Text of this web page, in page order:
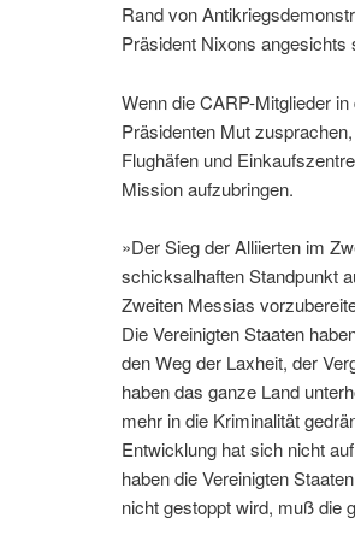
Rand von
Präsident Nixons angesichts
Wenn die CARP-Mitglieder
Präsidenten Mut
Flughäfen und
Mission aufzubringen.
»Der Sieg der Alliierten im
schicksalhaften Standpunkt
Zweiten Messias
Die Vereinigten Staaten
den Weg der Laxheit, der
haben das ganze Land
mehr in die Kriminalität
Entwicklung hat sich nicht
haben die Vereinigten
nicht gestoppt wird, muß die